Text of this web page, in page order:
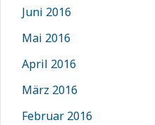
Juni 2016
Mai 2016
April 2016
März 2016
Februar 2016